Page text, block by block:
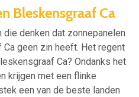
Bleskensgraaf Ca
die denken dat zonnepanelen
geen zin heeft. Het regent
Ca? Ondanks het
krijgen met een flinke
een van de beste landen